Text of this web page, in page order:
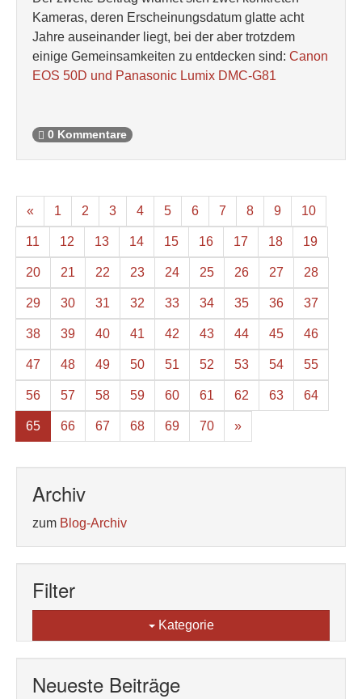
Kameras, deren Erscheinungsdatum glatte acht
Jahre auseinander liegt, bei der aber trotzdem
einige Gemeinsamkeiten zu entdecken sind: Canon
EOS 50D und Panasonic Lumix DMC-G81
0 Kommentare
« 1 2 3 4 5 6 7 8 9 10
11 12 13 14 15 16 17 18 19
20 21 22 23 24 25 26 27 28
29 30 31 32 33 34 35 36 37
38 39 40 41 42 43 44 45 46
47 48 49 50 51 52 53 54 55
56 57 58 59 60 61 62 63 64
65 66 67 68 69 70 »
Archiv
zum Blog-Archiv
Filter
Kategorie
Neueste Beiträge